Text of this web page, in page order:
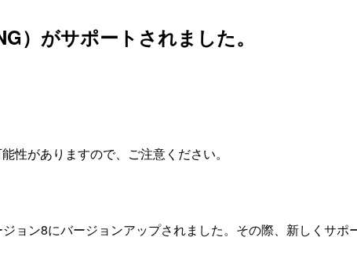
）がサポートされました。
性がありますので、ご注意ください。
ョン8にバージョンアップされました。その際、新しくサ